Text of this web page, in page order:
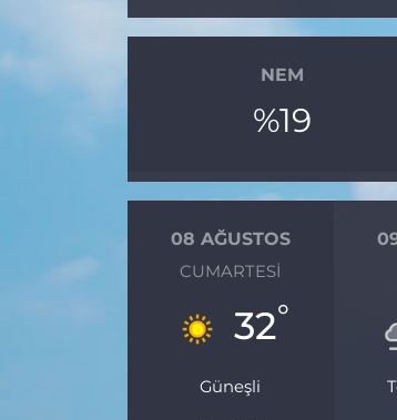
NEM
%19
08 AĞUSTOS
CUMARTESI
32°
Güneşli